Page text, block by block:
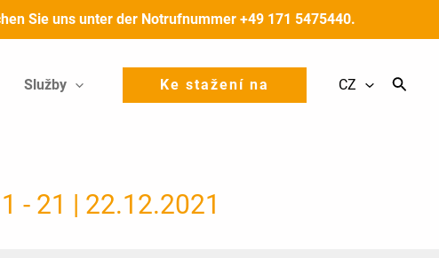
Sie uns unter der Notrufnummer +49 171 5475440.
Služby Ke stažení na CZ
- 21 | 22.12.2021